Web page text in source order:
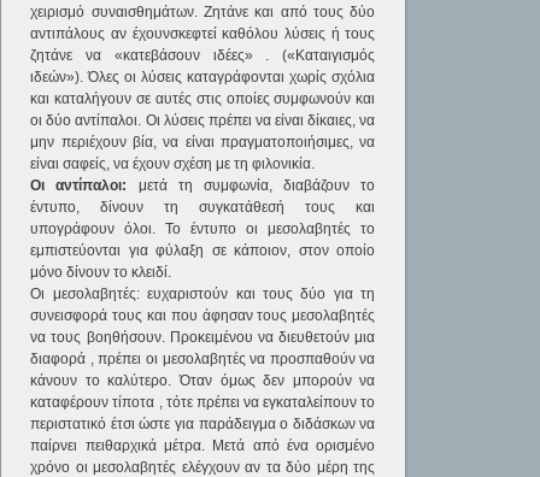
χειρισμό συναισθημάτων. Ζητάνε και από τους δύο
αντιπάλους αν έχουνσκεφτεί καθόλου λύσεις ή τους
ζητάνε να «κατεβάσουν ιδέες» . («Καταιγισμός
ιδεών»). Όλες οι λύσεις καταγράφονται χωρίς σχόλια
και καταλήγουν σε αυτές στις οποίες συμφωνούν και
οι δύο αντίπαλοι. Οι λύσεις πρέπει να είναι δίκαιες, να
μην περιέχουν βία, να είναι πραγματοποιήσιμες, να
είναι σαφείς, να έχουν σχέση με τη φιλονικία.
Οι αντίπαλοι:
μετά τη συμφωνία, διαβάζουν το
έντυπο, δίνουν τη συγκατάθεσή τους και
υπογράφουν όλοι. Το έντυπο οι μεσολαβητές το
εμπιστεύονται για φύλαξη σε κάποιον, στον οποίο
μόνο δίνουν το κλειδί.
Οι μεσολαβητές: ευχαριστούν και τους δύο για τη
συνεισφορά τους και που άφησαν τους μεσολαβητές
να τους βοηθήσουν. Προκειμένου να διευθετούν μια
διαφορά , πρέπει οι μεσολαβητές να προσπαθούν να
κάνουν το καλύτερο. Όταν όμως δεν μπορούν να
καταφέρουν τίποτα , τότε πρέπει να εγκαταλείπουν το
περιστατικό έτσι ώστε για παράδειγμα ο διδάσκων να
παίρνει πειθαρχικά μέτρα. Μετά από ένα ορισμένο
χρόνο οι μεσολαβητές ελέγχουν αν τα δύο μέρη της